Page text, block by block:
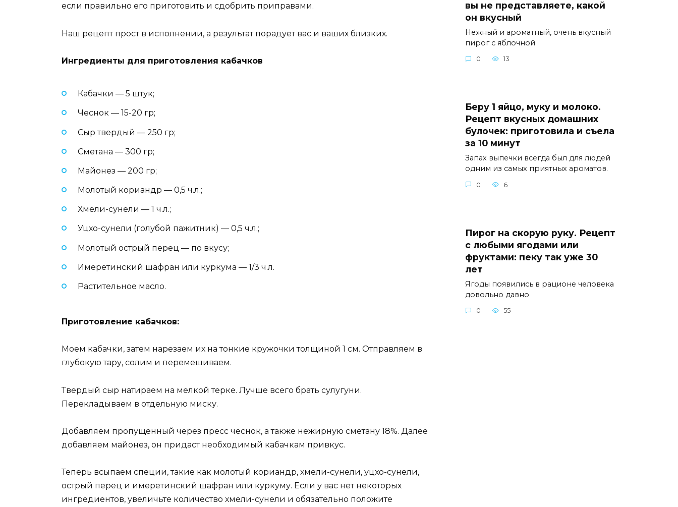
если правильно его приготовить и сдобрить приправами.
Наш рецепт прост в исполнении, а результат порадует вас и ваших близких.
Ингредиенты для приготовления кабачков
Кабачки — 5 штук;
Чеснок — 15-20 гр;
Сыр твердый — 250 гр;
Сметана — 300 гр;
Майонез — 200 гр;
Молотый кориандр — 0,5 ч.л.;
Хмели-сунели — 1 ч.л.;
Уцхо-сунели (голубой пажитник) — 0,5 ч.л.;
Молотый острый перец — по вкусу;
Имеретинский шафран или куркума — 1/3 ч.л.
Растительное масло.
Приготовление кабачков:
Моем кабачки, затем нарезаем их на тонкие кружочки толщиной 1 см. Отправляем в
глубокую тару, солим и перемешиваем.
Твердый сыр натираем на мелкой терке. Лучше всего брать сулугуни.
Перекладываем в отдельную миску.
Добавляем пропущенный через пресс чеснок, а также нежирную сметану 18%. Далее
добавляем майонез, он придаст необходимый кабачкам привкус.
Теперь всыпаем специи, такие как молотый кориандр, хмели-сунели, уцхо-сунели,
острый перец и имеретинский шафран или куркуму. Если у вас нет некоторых
ингредиентов, увеличьте количество хмели-сунели и обязательно положите
вы не представляете, какой
он вкусный
Нежный и ароматный, очень вкусный
пирог с яблочной
0 13
Беру 1 яйцо, муку и молоко.
Рецепт вкусных домашних
булочек: приготовила и съела
за 10 минут
Запах выпечки всегда был для людей
одним из самых приятных ароматов.
0 6
Пирог на скорую руку. Рецепт
с любыми ягодами или
фруктами: пеку так уже 30
лет
Ягоды появились в рационе человека
довольно давно
0 55